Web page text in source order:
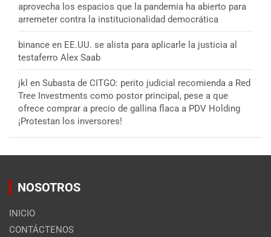
aprovecha los espacios que la pandemia ha abierto para
arremeter contra la institucionalidad democrática
binance en EE.UU. se alista para aplicarle la justicia al
testaferro Alex Saab
jkl en Subasta de CITGO: perito judicial recomienda a Red
Tree Investments como postor principal, pese a que
ofrece comprar a precio de gallina flaca a PDV Holding
¡Protestan los inversores!
NOSOTROS
INICIO
CONTÁCTENOS